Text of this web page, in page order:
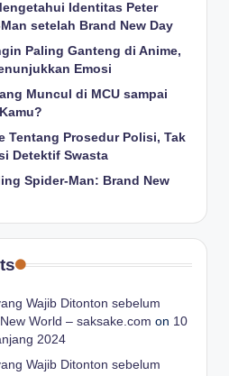
Identitas Peter
setelah Brand New Day
Paling Ganteng di Anime,
Emosi
Muncul di MCU sampai
Tentang Prosedur Polisi, Tak
Detektif Swasta
Spider-Man: Brand New
Wajib Ditonton sebelum
World – saksake.com on 10
2024
Wajib Ditonton sebelum